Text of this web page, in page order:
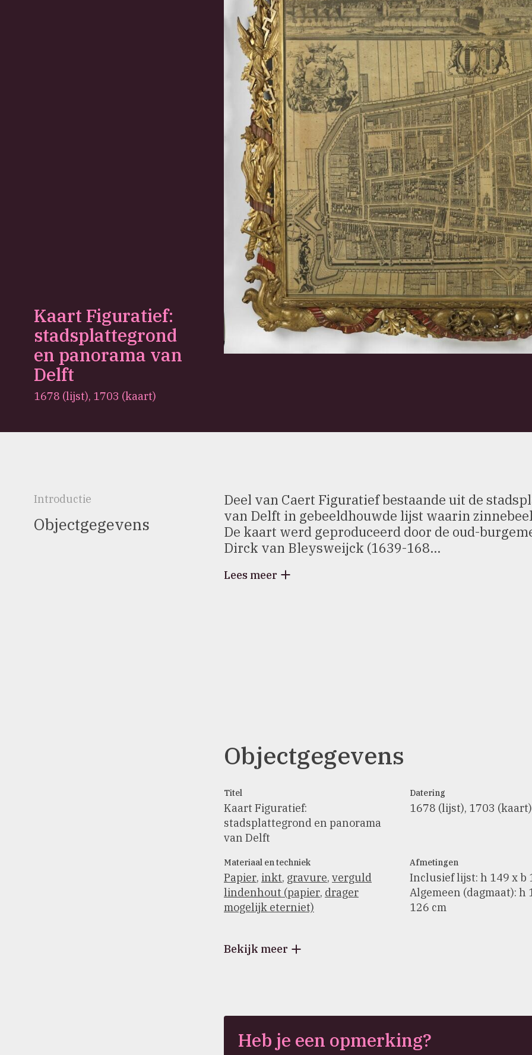
Kaart Figuratief:
stadsplattegrond
en panorama van
Delft
1678 (lijst), 1703 (kaart)
Introductie
Objectgegevens
Deel van Caert Figuratief bestaande uit de
van Delft in gebeeldhouwde lijst waarin
De kaart werd geproduceerd door de oud-
Dirck van Bleysweijck (1639-168...
Lees meer
Objectgegevens
Titel
Kaart Figuratief:
stadsplattegrond en panorama
van Delft
Datering
1678 (lijst), 1703 (kaart)
Materiaal en techniek
Papier, inkt, gravure, verguld
lindenhout (papier, drager
mogelijk eterniet)
Afmetingen
Inclusief lijst: h 149 x b
Algemeen (dagmaat): h
126 cm
Bekijk meer
Heb je een opmerking?